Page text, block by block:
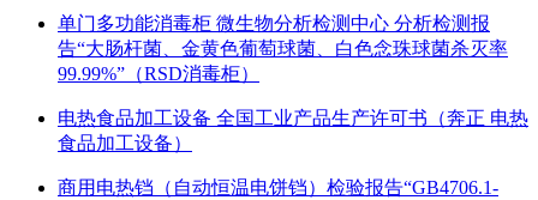
单门多功能消毒柜 微生物分析检测中心 分析检测报
告“大肠杆菌、金黄色葡萄球菌、白色念珠球菌杀灭率
99.99%”（RSD消毒柜）
电热食品加工设备 全国工业产品生产许可书（奔正 电热
食品加工设备）
商用电热铛（自动恒温电饼铛）检验报告“GB4706.1-